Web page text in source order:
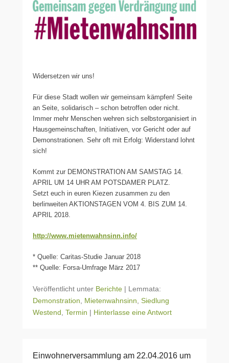
Widersetzen wir uns!
Für diese Stadt wollen wir gemeinsam kämpfen! Seite
an Seite, solidarisch – schon betroffen oder nicht.
Immer mehr Menschen wehren sich selbstorganisiert in
Hausgemeinschaften, Initiativen, vor Gericht oder auf
Demonstrationen. Sehr oft mit Erfolg: Widerstand lohnt
sich!
Kommt zur DEMONSTRATION AM SAMSTAG 14.
APRIL UM 14 UHR AM POTSDAMER PLATZ.
Setzt euch in euren Kiezen zusammen zu den
berlinweiten AKTIONSTAGEN VOM 4. BIS ZUM 14.
APRIL 2018.
http://www.mietenwahnsinn.info/
* Quelle: Caritas-Studie Januar 2018
** Quelle: Forsa-Umfrage März 2017
Veröffentlicht unter Berichte | Lemmata:
Demonstration
Mietenwahnsinn Siedlung
Westend Termin | Hinterlasse eine Antwort
Einwohnerversammlung am 22.04.2016 um